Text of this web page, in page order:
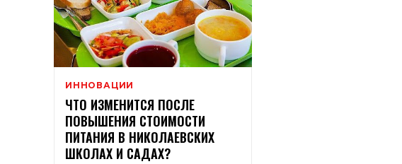
ИННОВАЦИИ
ЧТО ИЗМЕНИТСЯ ПОСЛЕ
ПОВЫШЕНИЯ СТОИМОСТИ
ПИТАНИЯ В НИКОЛАЕВСКИХ
ШКОЛАХ И САДАХ?